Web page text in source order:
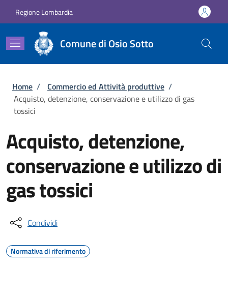
Regione Lombardia
Comune di Osio Sotto
Briciole di pane
Home / Commercio ed Attività produttive /
Acquisto, detenzione, conservazione e utilizzo di gas
tossici
Acquisto, detenzione,
conservazione e utilizzo di
gas tossici
Condividi
Normativa di riferimento